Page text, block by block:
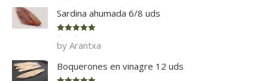
Sardina ahumada 6/8 uds
Rated 5
of 5
by Arantxa
Boquerones en vinagre 12 uds